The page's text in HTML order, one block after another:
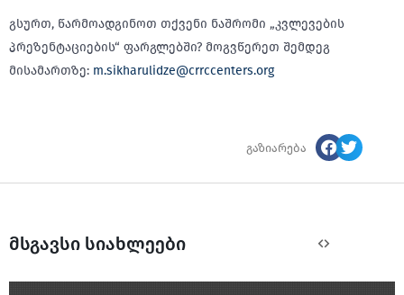
გსურთ, წარმოადგინოთ თქვენი ნაშრომი „კვლევების
პრეზენტაციების“ ფარგლებში? მოგვწერეთ შემდეგ
მისამართზე: m.sikharulidze@crrccenters.org
გაზიარება
მსგავსი სიახლეები